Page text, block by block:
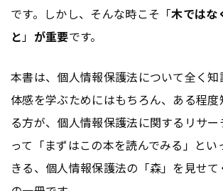
です。しかし、そんな時こそ「木ではな
と 」 が重要です。
本書は、個人情報保護法について全く
体感を学ぶためにはもちろん、ある程
る方が、個人情報保護法に関するリサ
って「まずはこの本を読んでみる」とい
きる、個人情報保護法の「森」を見せ